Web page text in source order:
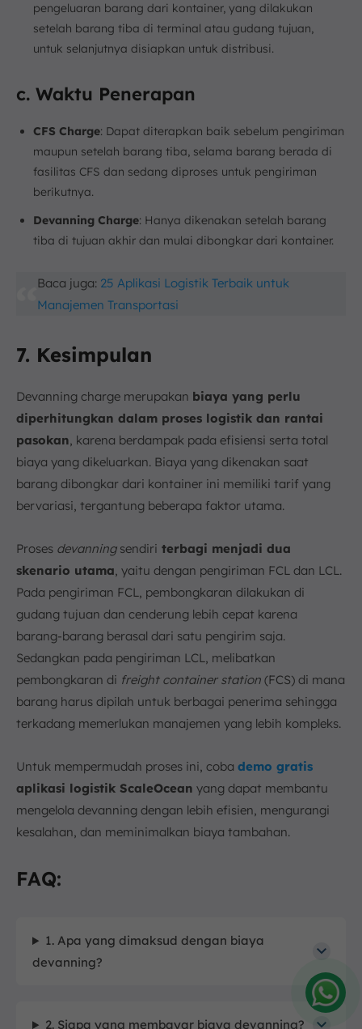
pengeluaran barang dari kontainer, yang dilakukan
setelah barang tiba di terminal atau gudang tujuan,
untuk selanjutnya disiapkan untuk distribusi.
c. Waktu Penerapan
CFS Charge: Dapat diterapkan baik sebelum pengiriman
maupun setelah barang tiba, selama barang berada di
fasilitas CFS dan sedang diproses untuk pengiriman
berikutnya.
Devanning Charge: Hanya dikenakan setelah barang
tiba di tujuan akhir dan mulai dibongkar dari kontainer.
Baca juga: 25 Aplikasi Logistik Terbaik untuk
Manajemen Transportasi
7. Kesimpulan
Devanning charge merupakan biaya yang perlu
diperhitungkan dalam proses logistik dan rantai
pasokan, karena berdampak pada efisiensi serta total
biaya yang dikeluarkan. Biaya yang dikenakan saat
barang dibongkar dari kontainer ini memiliki tarif yang
bervariasi, tergantung beberapa faktor utama.
Proses devanningsendiri terbagi menjadi dua
skenario utama, yaitu dengan pengiriman FCL dan LCL.
Pada pengiriman FCL, pembongkaran dilakukan di
gudang tujuan dan cenderung lebih cepat karena
barang-barang berasal dari satu pengirim saja.
Sedangkan pada pengiriman LCL, melibatkan
pembongkaran di freight container station (FCS) di mana
barang harus dipilah untuk berbagai penerima sehingga
terkadang memerlukan manajemen yang lebih kompleks.
Untuk mempermudah proses ini, coba demo gratis
aplikasi logistik ScaleOcean yang dapat membantu
mengelola devanning dengan lebih efisien, mengurangi
kesalahan, dan meminimalkan biaya tambahan.
FAQ:
1. Apa yang dimaksud dengan biaya
devanning?
2. Siapa yang membayar biaya devanning? Amelia